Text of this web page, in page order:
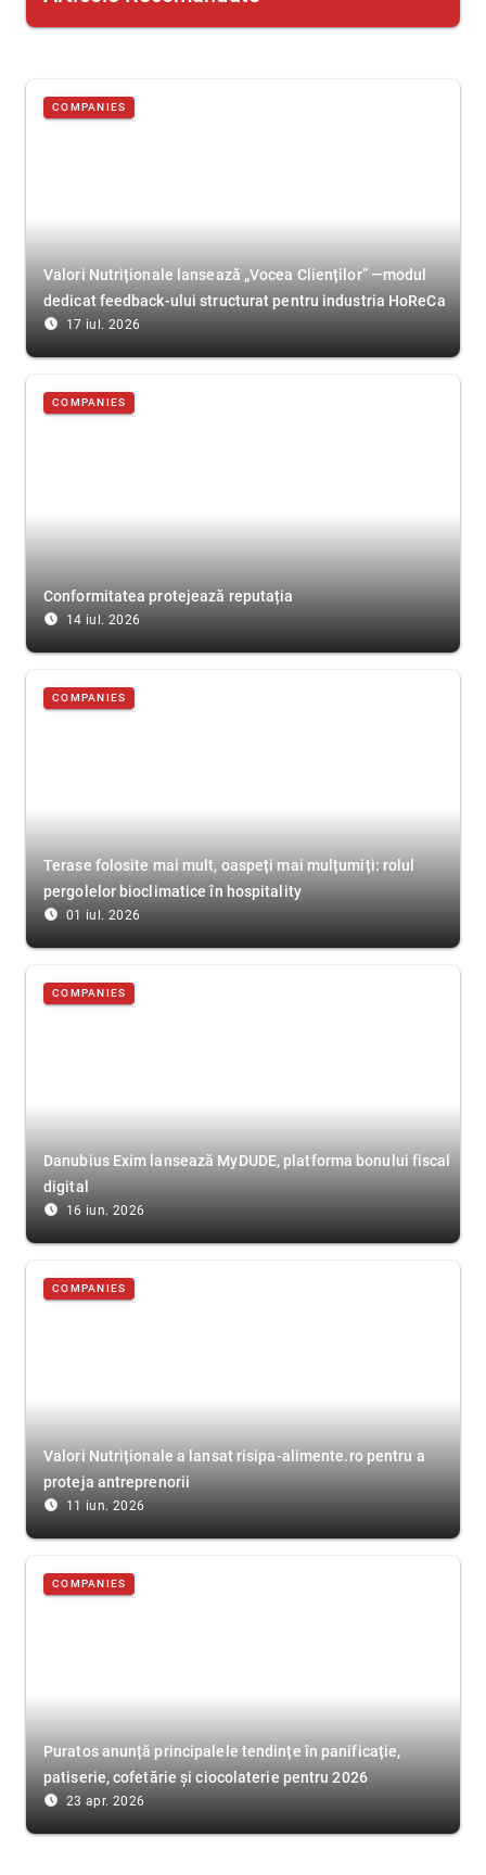
COMPANIES
Valori Nutriționale lansează „Vocea Clienților” —modul
dedicat feedback-ului structurat pentru industria HoReCa
access_time_filled 17 iul. 2026
COMPANIES
Conformitatea protejează reputația
access_time_filled 14 iul. 2026
COMPANIES
Terase folosite mai mult, oaspeți mai mulțumiți: rolul
pergolelor bioclimatice în hospitality
access_time_filled 01 iul. 2026
COMPANIES
Danubius Exim lansează MyDUDE, platforma bonului fiscal
digital
access_time_filled 16 iun. 2026
COMPANIES
Valori Nutriționale a lansat risipa-alimente.ro pentru a
proteja antreprenorii
access_time_filled 11 iun. 2026
COMPANIES
Puratos anunță principalele tendințe în panificație,
patiserie, cofetărie și ciocolaterie pentru 2026
access_time_filled 23 apr. 2026